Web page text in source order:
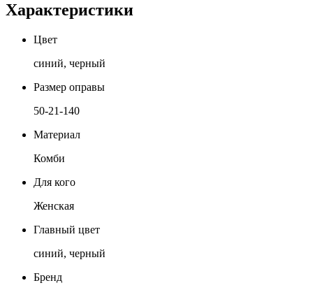
Характеристики
Цвет
синий, черный
Размер оправы
50-21-140
Материал
Комби
Для кого
Женская
Главный цвет
синий, черный
Бренд